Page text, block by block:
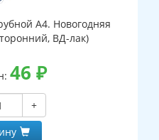
А4. Новогодняя
ВД-лак)
46 ₽
+